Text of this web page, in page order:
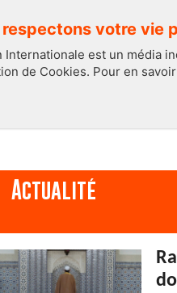
respectons votre vie
Internationale est un média
de Cookies. Pour en
Actualité